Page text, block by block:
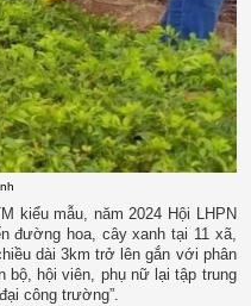
kiểu mẫu, năm 2024 Hội LHPN
đường hoa, cây xanh tại 11 xã,
dài 3km trở lên gắn với phân
bộ, hội viên, phụ nữ lại tập trung
công trường”.